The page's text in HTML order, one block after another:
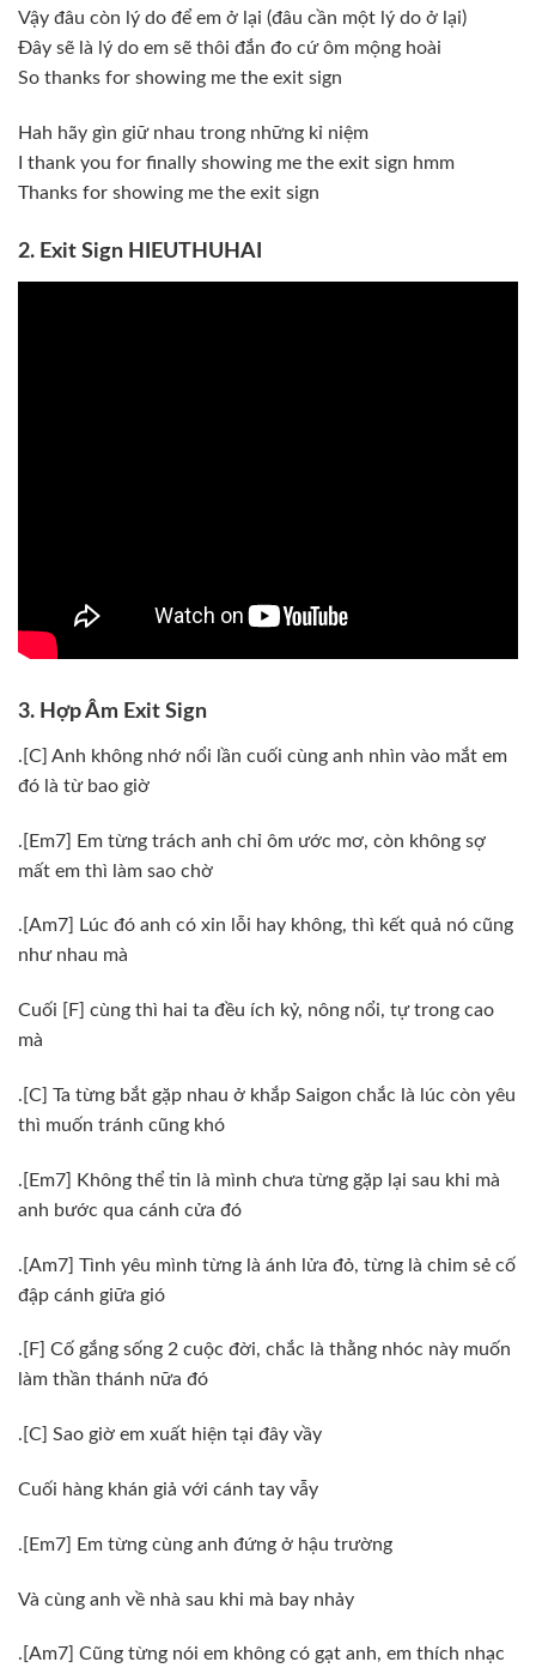
Vậy đâu còn lý do để em ở lại (đâu cần một lý do ở lại)
Đây sẽ là lý do em sẽ thôi đắn đo cứ ôm mộng hoài
So thanks for showing me the exit sign
Hah hãy gìn giữ nhau trong những kỉ niệm
I thank you for finally showing me the exit sign hmm
Thanks for showing me the exit sign
2. Exit Sign HIEUTHUHAI
3. Hợp Âm Exit Sign
.[C] Anh không nhớ nổi lần cuối cùng anh nhìn vào mắt em
đó là từ bao giờ
.[Em7] Em từng trách anh chỉ ôm ước mơ, còn không sợ
mất em thì làm sao chờ
.[Am7] Lúc đó anh có xin lỗi hay không, thì kết quả nó cũng
như nhau mà
Cuối [F] cùng thì hai ta đều ích kỷ, nông nổi, tự trong cao
mà
.[C] Ta từng bắt gặp nhau ở khắp Saigon chắc là lúc còn yêu
thì muốn tránh cũng khó
.[Em7] Không thể tin là mình chưa từng gặp lại sau khi mà
anh bước qua cánh cửa đó
.[Am7] Tình yêu mình từng là ánh lửa đỏ, từng là chim sẻ cố
đập cánh giữa gió
.[F] Cố gắng sống 2 cuộc đời, chắc là thằng nhóc này muốn
làm thần thánh nữa đó
.[C] Sao giờ em xuất hiện tại đây vầy
Cuối hàng khán giả với cánh tay vẫy
.[Em7] Em từng cùng anh đứng ở hậu trường
Và cùng anh về nhà sau khi mà bay nhảy
.[Am7] Cũng từng nói em không có gạt anh, em thích nhạc